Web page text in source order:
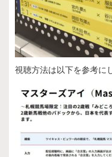
視聴方法は以下を参考に